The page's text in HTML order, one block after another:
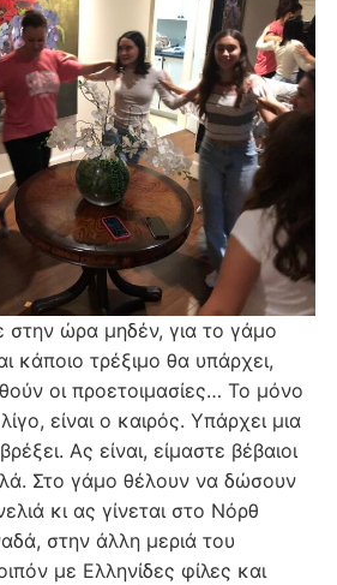
στην ώρα μηδέν, για το γάμο
κάποιο τρέξιμο θα υπάρχει,
οι προετοιμασίες… Το μόνο
είναι ο καιρός. Υπάρχει μια
Ας είναι, είμαστε βέβαιοι
Στο γάμο θέλουν να δώσουν
κι ας γίνεται στο Νόρθ
στην άλλη μεριά του
με Ελληνίδες φίλες και